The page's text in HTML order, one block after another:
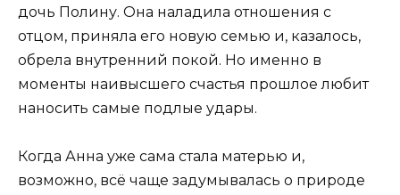
дочь Полину. Она наладила отношения с
отцом, приняла его новую семью и, казалось,
обрела внутренний покой. Но именно в
моменты наивысшего счастья прошлое любит
наносить самые подлые удары.
Когда Анна уже сама стала матерью и,
возможно, всё чаще задумывалась о природе